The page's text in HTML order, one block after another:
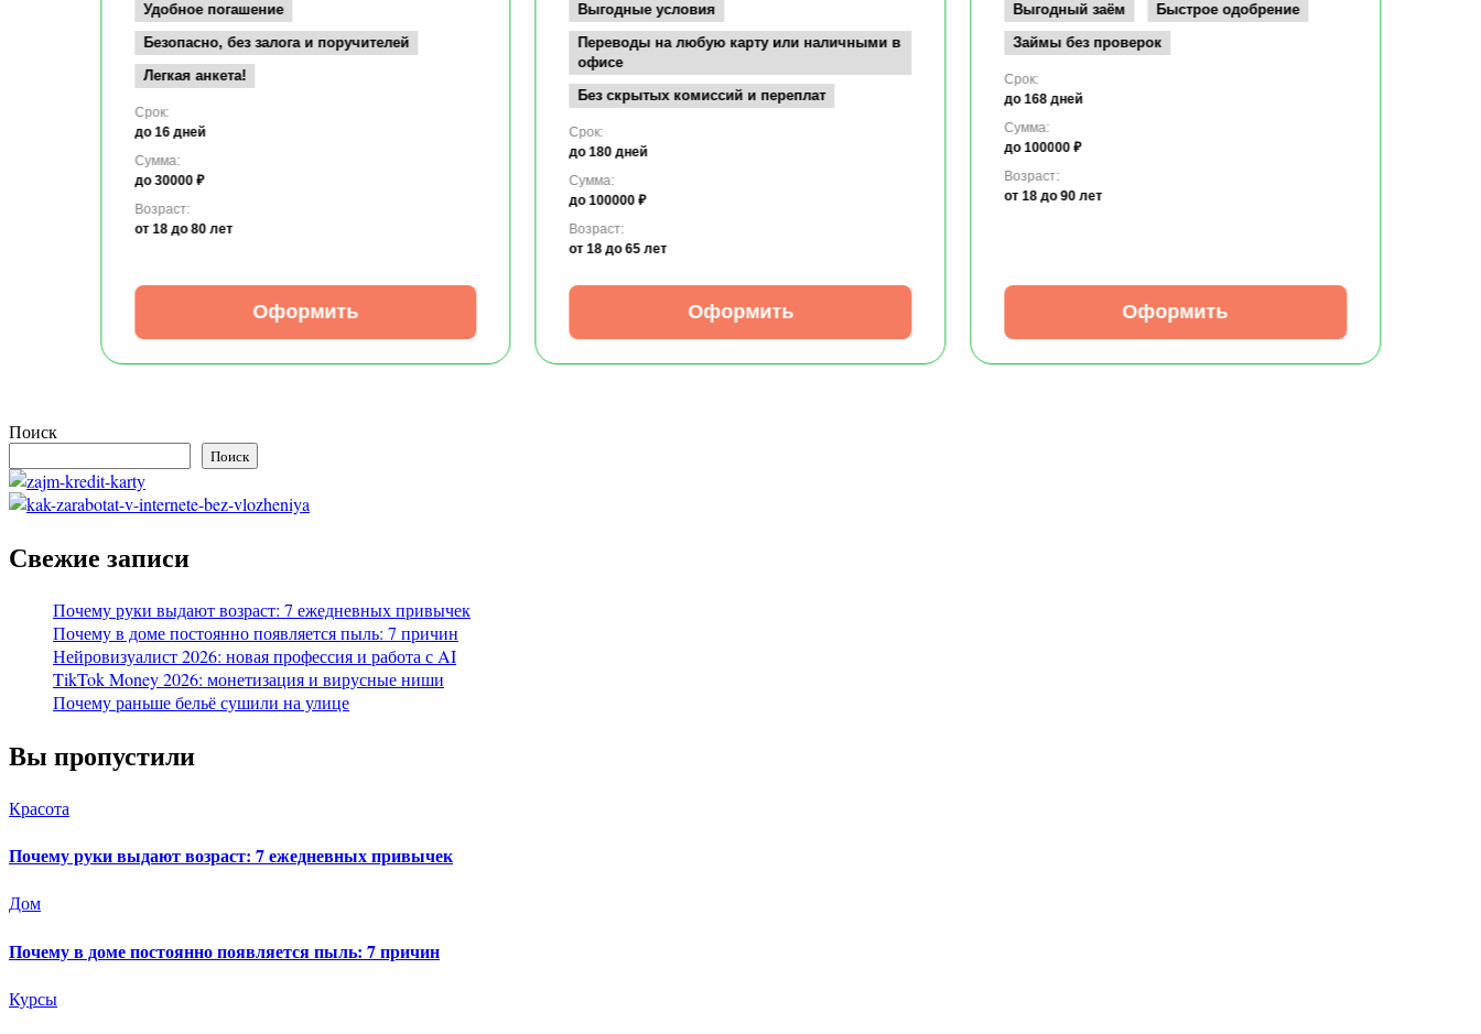
Удобное погашение
Безопасно, без залога и поручителей
Легкая анкета!
Срок:
до 16 дней
Сумма:
до 30000 ₽
Возраст:
от 18 до 80 лет
Оформить
Выгодные условия
Переводы на любую карту или наличными в
офисе
Без скрытых комиссий и переплат
Срок:
до 180 дней
Сумма:
до 100000 ₽
Возраст:
от 18 до 65 лет
Оформить
Выгодный заём
Быстрое одобрение
Займы без проверок
Срок:
до 168 дней
Сумма:
до 100000 ₽
Возраст:
от 18 до 90 лет
Оформить
Поиск
Поиск
Свежие записи
Почему руки выдают возраст: 7 ежедневных привычек
Почему в доме постоянно появляется пыль: 7 причин
Нейровизуалист 2026: новая профессия и работа с AI
TikTok Money 2026: монетизация и вирусные ниши
Почему раньше бельё сушили на улице
Вы пропустили
Красота
Почему руки выдают возраст: 7 ежедневных привычек
Дом
Почему в доме постоянно появляется пыль: 7 причин
Курсы